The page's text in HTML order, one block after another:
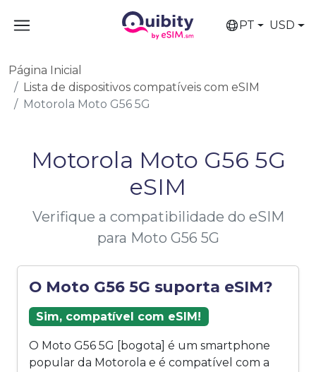
PT USD
Página Inicial
Lista de dispositivos compatíveis com eSIM
Motorola Moto G56 5G
Motorola Moto G56 5G
eSIM
Verifique a compatibilidade do eSIM
para Moto G56 5G
O Moto G56 5G suporta eSIM?
Sim, compatível com eSIM!
O Moto G56 5G [bogota] é um smartphone
popular da Motorola e é compatível com a